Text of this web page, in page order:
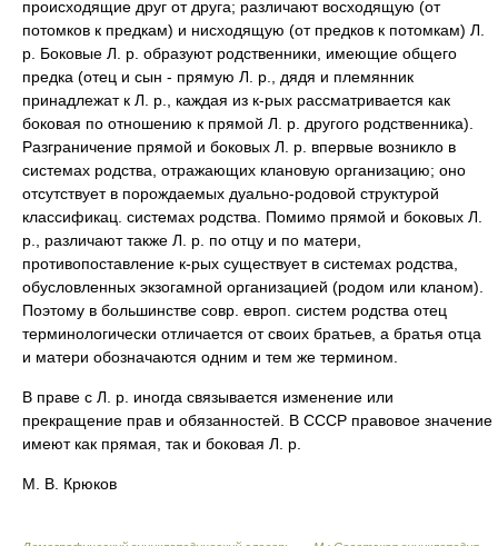
происходящие друг от друга; различают восходящую (от
потомков к предкам) и нисходящую (от предков к потомкам) Л.
р. Боковые Л. р. образуют родственники, имеющие общего
предка (отец и сын - прямую Л. р., дядя и племянник
принадлежат к Л. р., каждая из к-рых рассматривается как
боковая по отношению к прямой Л. р. другого родственника).
Разграничение прямой и боковых Л. р. впервые возникло в
системах родства, отражающих клановую организацию; оно
отсутствует в порождаемых дуально-родовой структурой
классификац. системах родства. Помимо прямой и боковых Л.
р., различают также Л. р. по отцу и по матери,
противопоставление к-рых существует в системах родства,
обусловленных экзогамной организацией (родом или кланом).
Поэтому в большинстве совр. европ. систем родства отец
терминологически отличается от своих братьев, а братья отца
и матери обозначаются одним и тем же термином.
В праве с Л. р. иногда связывается изменение или
прекращение прав и обязанностей. В СССР правовое значение
имеют как прямая, так и боковая Л. р.
М. В. Крюков